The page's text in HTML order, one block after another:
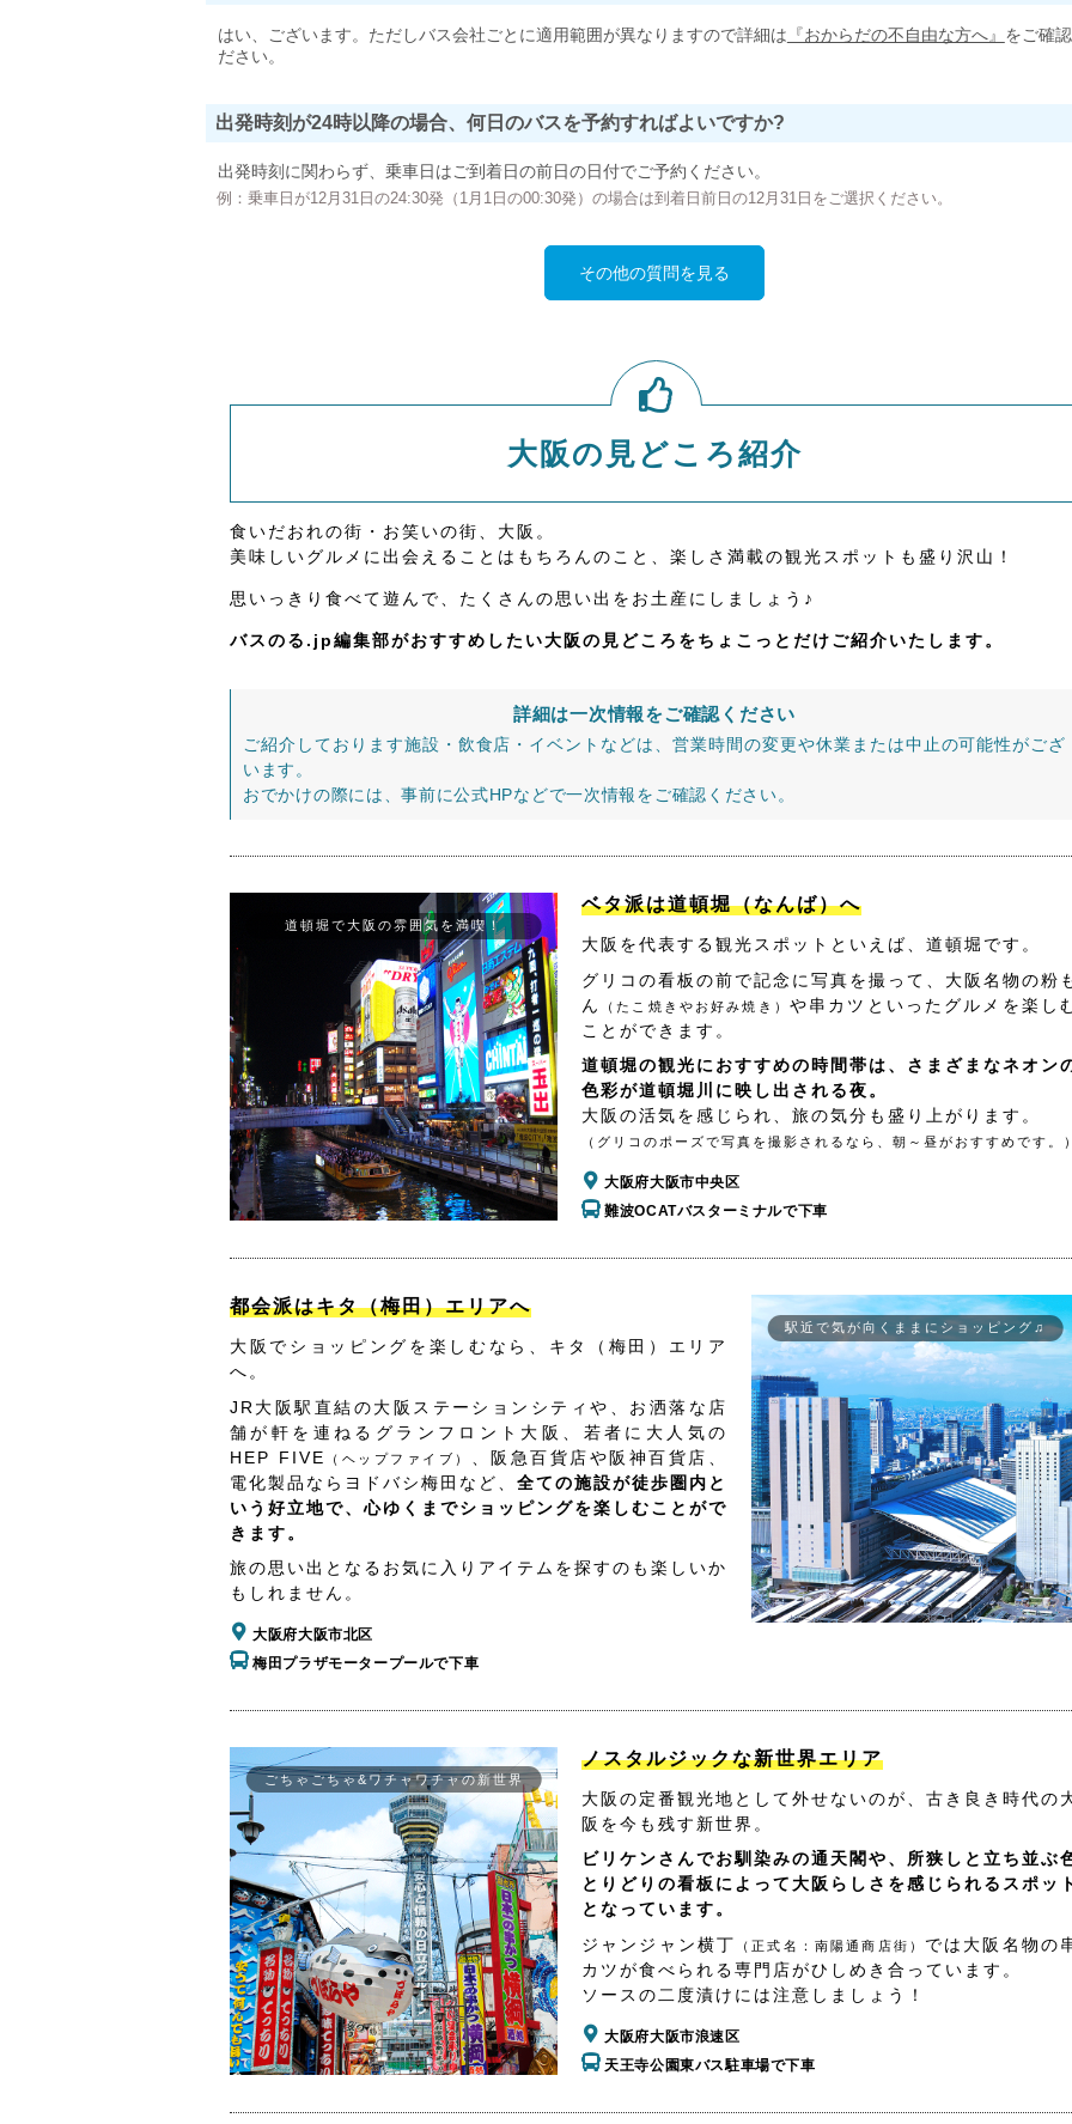
はい、ございます。ただしバス会社ごとに適用範囲が異なりますので詳細は 『おからだの不自由な方へ』 をご確
ださい。
出発時刻が24時以降の場合、何日のバスを予約すればよいですか?
出発時刻に関わらず、乗車日はご到着日の前日の日付でご予約ください。
例：乗車日が12月31日の24:30発（1月1日の00:30発）の場合は到着日前日の12月31日をご選択ください。
その他の質問を見る
大阪の見どころ紹介
食いだおれの街・お笑いの街、大阪。
美味しいグルメに出会えることはもちろんのこと、楽しさ満載の観光スポットも盛り沢山！
思いっきり食べて遊んで、たくさんの思い出をお土産にしましょう♪
バスのる.jp編集部がおすすめしたい大阪の見どころをちょこっとだけご紹介いたします。
詳細は一次情報をご確認ください
ご紹介しております施設・飲食店・イベントなどは、営業時間の変更や休業または中止の可能性がござ
います。
おでかけの際には、事前に公式HPなどで一次情報をご確認ください。
道頓堀で大阪の雰囲気を満喫！
ベタ派は道頓堀（なんば）へ
大阪を代表する観光スポットといえば、道頓堀です。
グリコの看板の前で記念に写真を撮って、大阪名物の粉
ん
（たこ焼きやお好み焼き） や串カツといったグルメを楽し
ことができます。
道頓堀の観光におすすめの時間帯は、さまざまなネオン
色彩が道頓堀川に映し出される夜。
大阪の活気を感じられ、旅の気分も盛り上がります。
（グリコのポーズで写真を撮影されるなら、朝～昼がおすすめです。
大阪府大阪市中央区
難波OCATバスターミナルで下車
都会派はキタ（梅田）エリアへ
大阪でショッピングを楽しむなら、キタ（梅田）エリア
へ。
JR大阪駅直結の大阪ステーションシティや、お洒落な店
舗が軒を連ねるグランフロント大阪、若者に大人気の
HEP FIVE
（ヘップファイブ）
、阪急百貨店や阪神百貨店、
電化製品ならヨドバシ梅田など、 全ての施設が徒歩圏内と
いう好立地で、心ゆくまでショッピングを楽しむことがで
きます。
旅の思い出となるお気に入りアイテムを探すのも楽しいか
もしれません。
大阪府大阪市北区
梅田プラザモータープールで下車
駅近で気が向くままにショッピング♫
ごちゃごちゃ&ワチャワチャの新世界
ノスタルジックな新世界エリア
大阪の定番観光地として外せないのが、古き良き時代の
阪を今も残す新世界。
ビリケンさんでお馴染みの通天閣や、所狭しと立ち並ぶ
とりどりの看板によって大阪らしさを感じられるスポッ
となっています。
ジャンジャン横丁
（正式名：南陽通商店街） では大阪名物の
カツが食べられる専門店がひしめき合っています。
ソースの二度漬けには注意しましょう！
大阪府大阪市浪速区
天王寺公園東バス駐車場で下車